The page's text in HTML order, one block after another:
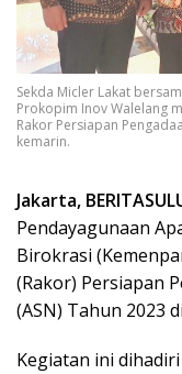
Sekda Micler Lakat
Prokopim Inov Walelang
Rakor Persiapan
kemarin.
Jakarta,
Pendayagunaan
Birokrasi
(Rakor) Persiapan
(ASN) Tahun 2023
Kegiatan ini